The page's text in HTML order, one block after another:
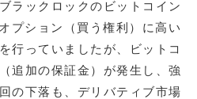
ラックロックのビットコイン
プション（買う権利）に高い
行っていましたが、ビットコ
追加の保証金）が発生し、強
の下落も、デリバティブ市場